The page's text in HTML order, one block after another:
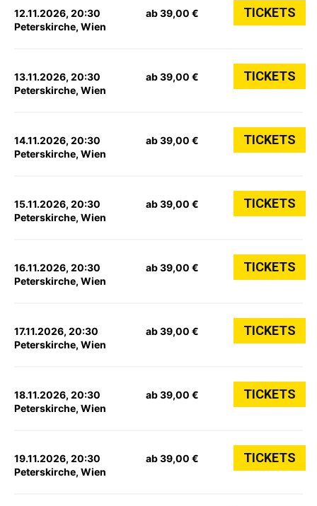
12.11.2026, 20:30
Peterskirche, Wien
ab 39,00 € TICKETS
13.11.2026, 20:30
Peterskirche, Wien
ab 39,00 € TICKETS
14.11.2026, 20:30
Peterskirche, Wien
ab 39,00 € TICKETS
15.11.2026, 20:30
Peterskirche, Wien
ab 39,00 € TICKETS
16.11.2026, 20:30
Peterskirche, Wien
ab 39,00 € TICKETS
17.11.2026, 20:30
Peterskirche, Wien
ab 39,00 € TICKETS
18.11.2026, 20:30
Peterskirche, Wien
ab 39,00 € TICKETS
19.11.2026, 20:30
Peterskirche, Wien
ab 39,00 € TICKETS